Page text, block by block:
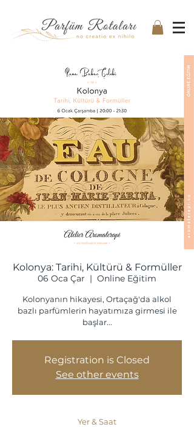
Kolonya: Tarihi, Kültürü & Formüller
06 Oca Çar
  |
Online Eğitim
Kolonyanın hikayesi, Ortaçağ'da alkol
bazlı parfümlerin hayatımıza girmesi ile
başlar...
Registration is Closed
See other events
Yer & Saat